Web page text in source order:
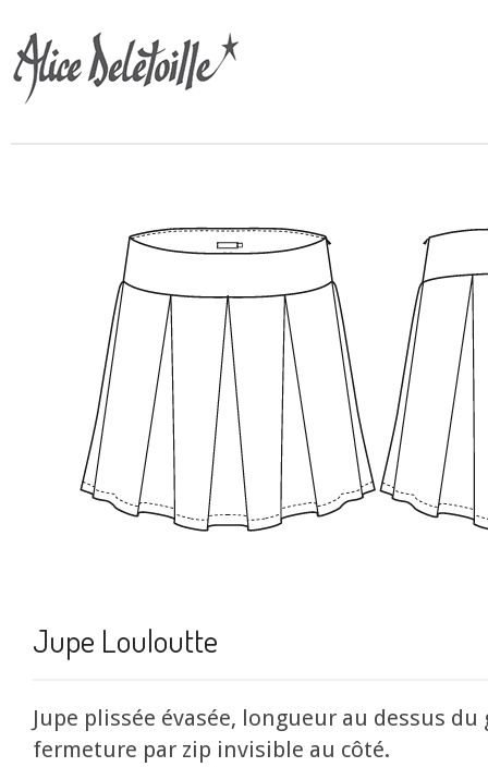
Jupe Louloutte
Jupe plissée évasée, longueur au dessus
fermeture par zip invisible au côté.